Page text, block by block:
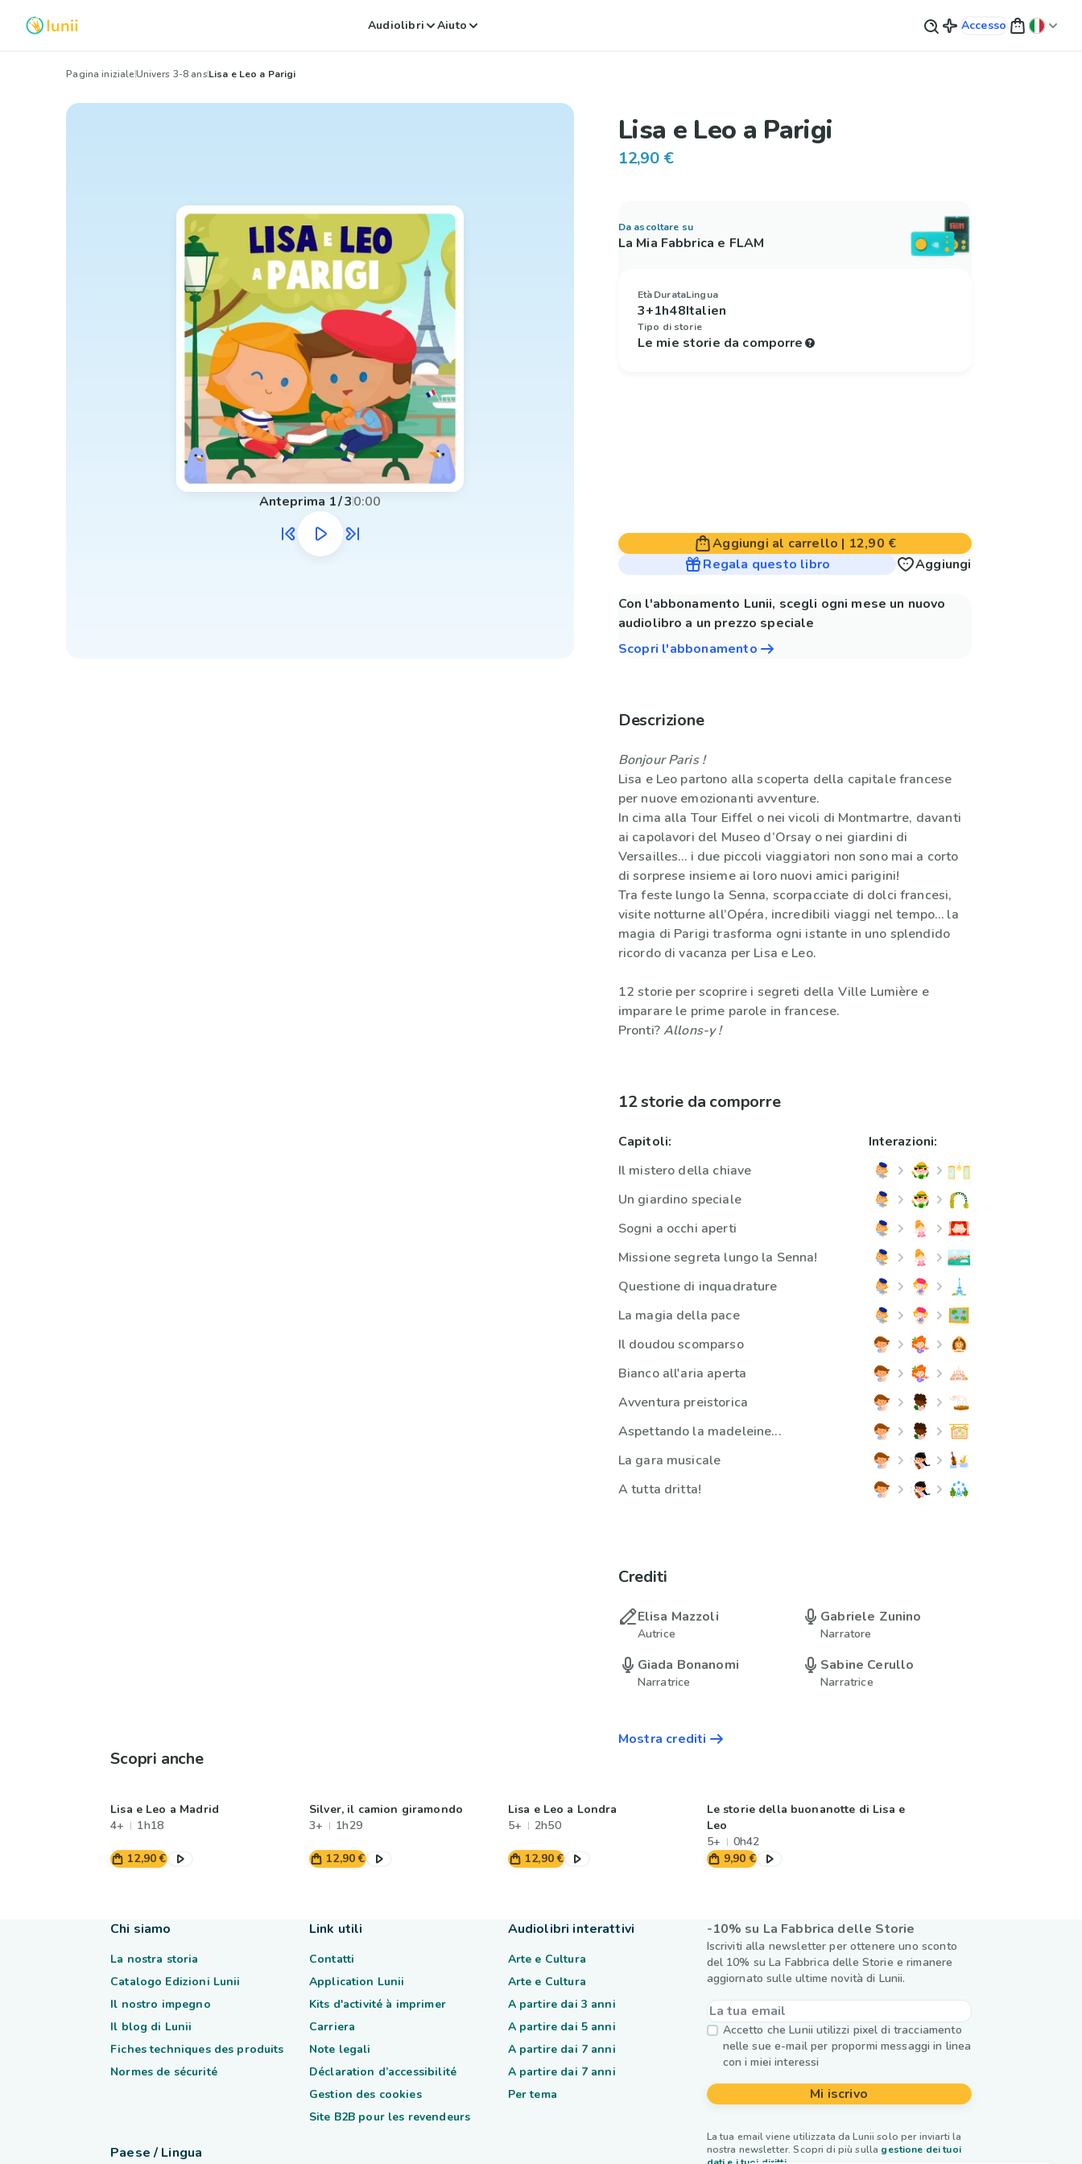
Audiolibri Aiuto Accesso
Pagina inizialeUnivers 3-8 ansLisa e Leo a Parigi
Anteprima 1/30:00
Lisa e Leo a Parigi
12,90 €
Da ascoltare su
La Mia Fabbrica e FLAM
Età
3+
Durata
1h48
Lingua
Italien
Tipo di storie
Le mie storie da comporre
Aggiungi al carrello | 12,90 €
Regala questo libro
Aggiungi
Con l'abbonamento Lunii, scegli ogni mese un nuovo
audiolibro a un prezzo speciale
Scopri l'abbonamento
Descrizione
Bonjour Paris !
Lisa e Leo partono alla scoperta della capitale francese
per nuove emozionanti avventure.
In cima alla Tour Eiffel o nei vicoli di Montmartre, davanti
ai capolavori del Museo d’Orsay o nei giardini di
Versailles… i due piccoli viaggiatori non sono mai a corto
di sorprese insieme ai loro nuovi amici parigini!
Tra feste lungo la Senna, scorpacciate di dolci francesi,
visite notturne all’Opéra, incredibili viaggi nel tempo… la
magia di Parigi trasforma ogni istante in uno splendido
ricordo di vacanza per Lisa e Leo.
12 storie per scoprire i segreti della Ville Lumière e
imparare le prime parole in francese.
Pronti?Allons-y !
12 storie da comporre
Capitoli:
Il mistero della chiave
Un giardino speciale
Sogni a occhi aperti
Missione segreta lungo la Senna!
Questione di inquadrature
La magia della pace
Il doudou scomparso
Bianco all'aria aperta
Avventura preistorica
Aspettando la madeleine...
La gara musicale
A tutta dritta!
Interazioni:
Crediti
Elisa Mazzoli
Autrice
Gabriele Zunino
Narratore
Giada Bonanomi
Narratrice
Sabine Cerullo
Narratrice
Mostra crediti
Scopri anche
Lisa e Leo a Madrid
4+
1h18
12,90 €
Silver, il camion giramondo
3+
1h29
12,90 €
Lisa e Leo a Londra
5+
2h50
12,90 €
Le storie della buonanotte di Lisa e
Leo
5+
0h42
9,90 €
-10% su La Fabbrica delle Storie
Iscriviti alla newsletter per ottenere uno sconto
del 10% su La Fabbrica delle Storie e rimanere
aggiornato sulle ultime novità di Lunii.
Accetto che Lunii utilizzi pixel di tracciamento
nelle sue e-mail per propormi messaggi in linea
con i miei interessi
Mi iscrivo
La tua email viene utilizzata da Lunii solo per inviarti la
nostra newsletter. Scopri di più sulla gestione dei tuoi
Chi siamo
La nostra storia
Catalogo Edizioni Lunii
Il nostro impegno
Il blog di Lunii
Fiches techniques des produits
Normes de sécurité
Link utili
Contatti
Application Lunii
Kits d'activité à imprimer
Carriera
Note legali
Déclaration d’accessibilité
Gestion des cookies
Site B2B pour les revendeurs
Audiolibri interattivi
Arte e Cultura
Arte e Cultura
A partire dai 3 anni
A partire dai 5 anni
A partire dai 7 anni
A partire dai 7 anni
Per tema
Paese / Lingua